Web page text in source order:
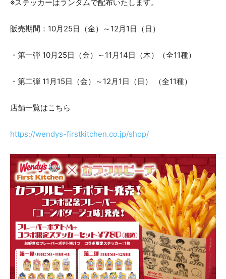
※ステッカーはランダムで配布いたします。
販売期間：10月25日（金）～12月1日（日）
・第一弾 10月25日（金）～11月14日（木）（全11種）
・第二弾 11月15日（金）～12月1日（日） （全11種）
店舗一覧はこちら
https://wendys-firstkitchen.co.jp/shop/